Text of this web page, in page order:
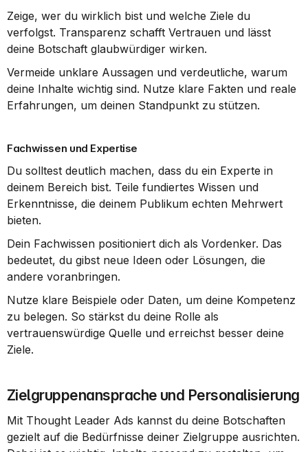
Zeige, wer du wirklich bist und welche Ziele du
verfolgst. Transparenz schafft Vertrauen und lässt
deine Botschaft glaubwürdiger wirken.
Vermeide unklare Aussagen und verdeutliche, warum
deine Inhalte wichtig sind. Nutze klare Fakten und reale
Erfahrungen, um deinen Standpunkt zu stützen.
Fachwissen und Expertise
Du solltest deutlich machen, dass du ein Experte in
deinem Bereich bist. Teile fundiertes Wissen und
Erkenntnisse, die deinem Publikum echten Mehrwert
bieten.
Dein Fachwissen positioniert dich als Vordenker. Das
bedeutet, du gibst neue Ideen oder Lösungen, die
andere voranbringen.
Nutze klare Beispiele oder Daten, um deine Kompetenz
zu belegen. So stärkst du deine Rolle als
vertrauenswürdige Quelle und erreichst besser deine
Ziele.
Zielgruppenansprache und Personalisierung
Mit Thought Leader Ads kannst du deine Botschaften
gezielt auf die Bedürfnisse deiner Zielgruppe ausrichten.